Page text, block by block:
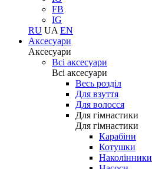
FB
IG
RU UA EN
Аксесуари
Аксесуари
Всі аксесуари
Всі аксесуари
Весь розділ
Для взуття
Для волосся
Для гімнастики
Для гімнастики
Карабіни
Котушки
Наколінники